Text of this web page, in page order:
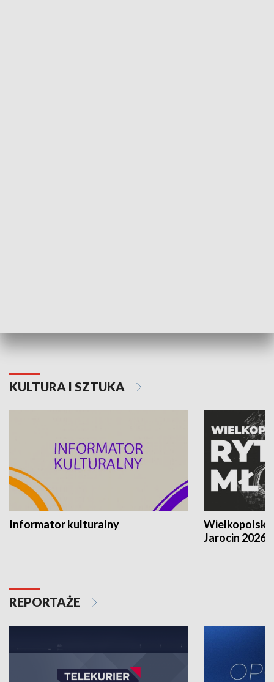
KULTURA I SZTUKA
Informator kulturalny
Jarocin 2026
REPORTAŻE